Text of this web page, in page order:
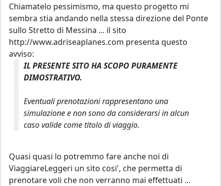
Chiamatelo pessimismo, ma questo progetto mi
sembra stia andando nella stessa direzione del Ponte
sullo Stretto di Messina ... il sito
http://www.adriseaplanes.com presenta questo
avviso:
IL PRESENTE SITO HA SCOPO PURAMENTE
DIMOSTRATIVO.
Eventuali prenotazioni rappresentano una
simulazione e non sono da considerarsi in alcun
caso valide come titolo di viaggio.
Quasi quasi lo potremmo fare anche noi di
ViaggiareLeggeri un sito cosi', che permetta di
prenotare voli che non verranno mai effettuati ...